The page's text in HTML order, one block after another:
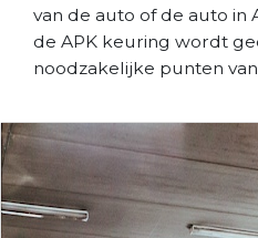
van de auto of de auto in
de APK keuring wordt
noodzakelijke punten